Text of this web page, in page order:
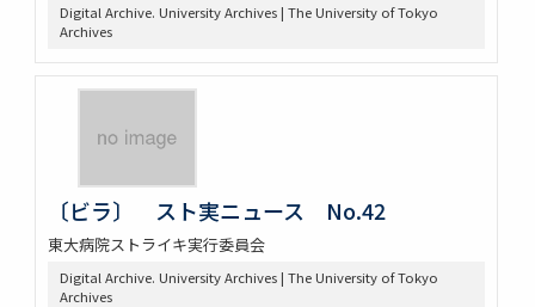
Digital Archive. University Archives | The University of Tokyo
Archives
〔ビラ〕 スト実ニュース No.42
東大病院ストライキ実行委員会
Digital Archive. University Archives | The University of Tokyo
Archives